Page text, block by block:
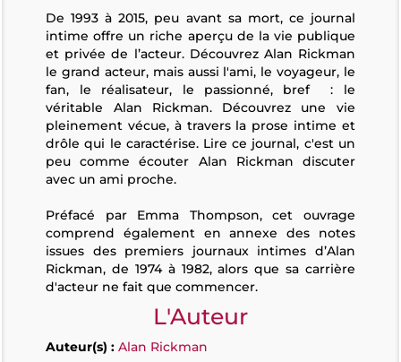
De 1993 à 2015, peu avant sa mort, ce journal
intime offre un riche aperçu de la vie publique
et privée de l’acteur. Découvrez Alan Rickman
le grand acteur, mais aussi l'ami, le voyageur, le
fan, le réalisateur, le passionné, bref : le
véritable Alan Rickman. Découvrez une vie
pleinement vécue, à travers la prose intime et
drôle qui le caractérise. Lire ce journal, c'est un
peu comme écouter Alan Rickman discuter
avec un ami proche.
Préfacé par Emma Thompson, cet ouvrage
comprend également en annexe des notes
issues des premiers journaux intimes d’Alan
Rickman, de 1974 à 1982, alors que sa carrière
d'acteur ne fait que commencer.
L'Auteur
Auteur(s) : Alan Rickman